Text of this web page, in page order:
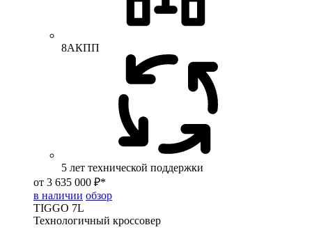
8АКПП
5 лет технической поддержки
от 3 635 000 ₽*
в наличии обзор
TIGGO 7L
Технологичный кроссовер